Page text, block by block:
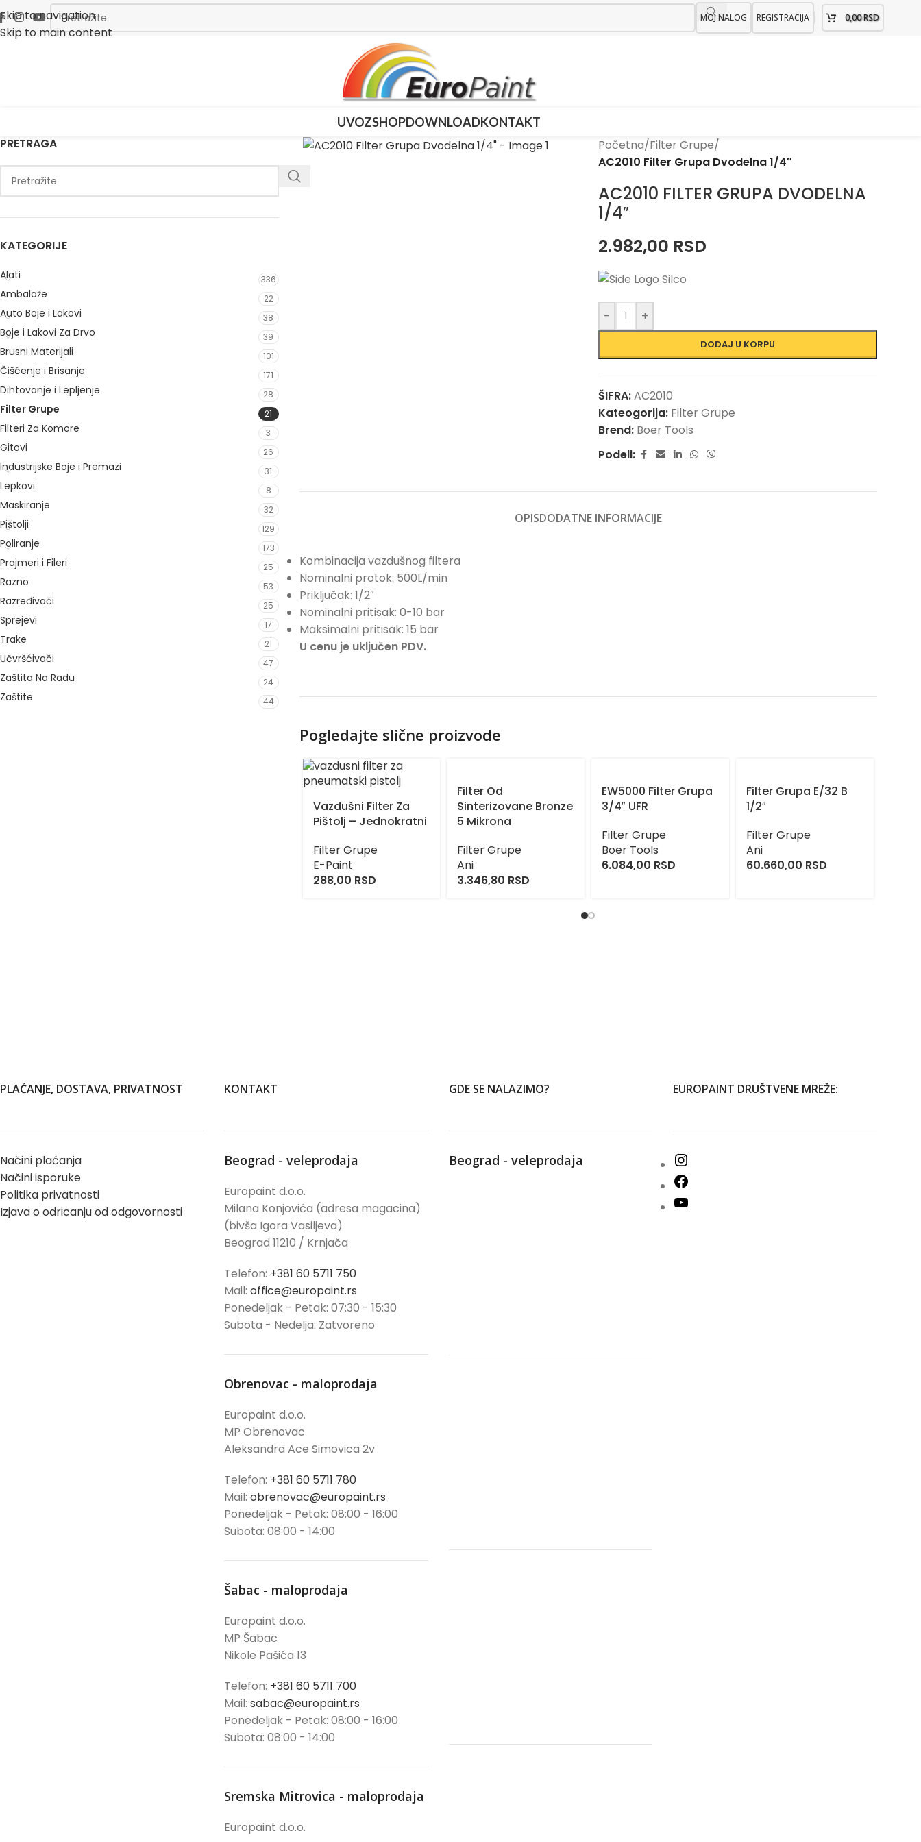
Skip to navigation
Skip to main content
MOJ NALOG REGISTRACIJA 0,00RSD
UVOZSHOPDOWNLOADKONTAKT
PRETRAGA
KATEGORIJE
Alati 336
Ambalaže 22
Auto Boje i Lakovi 38
Boje i Lakovi Za Drvo 39
Brusni Materijali 101
Čišćenje i Brisanje 171
Dihtovanje i Lepljenje 28
Filter Grupe 21
Filteri Za Komore 3
Gitovi 26
Industrijske Boje i Premazi 31
Lepkovi 8
Maskiranje 32
Pištolji 129
Poliranje 173
Prajmeri i Fileri 25
Razno 53
Razređivači 25
Sprejevi 17
Trake 21
Učvršćivači 47
Zaštita Na Radu 24
Zaštite 44
Početna/Filter Grupe/
AC2010 Filter Grupa Dvodelna 1/4″
AC2010 FILTER GRUPA DVODELNA
1/4″
2.982,00 RSD
- +
DODAJ U KORPU
ŠIFRA:AC2010
Kateogorija: Filter Grupe
Brend: Boer Tools
Podeli:
OPISDODATNE INFORMACIJE
Kombinacija vazdušnog filtera
Nominalni protok: 500L/min
Priključak: 1/2″
Nominalni pritisak: 0-10 bar
Maksimalni pritisak: 15 bar
U cenu je uključen PDV.
Pogledajte slične proizvode
Vazdušni Filter Za
Pištolj – Jednokratni
Filter Grupe
E-Paint
288,00 RSD
Filter Od
Sinterizovane Bronze
5 Mikrona
Filter Grupe
Ani
3.346,80 RSD
EW5000 Filter Grupa
3/4″ UFR
Filter Grupe
Boer Tools
6.084,00 RSD
Filter Grupa E/32 B
1/2″
Filter Grupe
Ani
60.660,00 RSD
PLAĆANJE, DOSTAVA, PRIVATNOST
Načini plaćanja
Načini isporuke
Politika privatnosti
Izjava o odricanju od odgovornosti
KONTAKT
Beograd - veleprodaja
Europaint d.o.o.
Milana Konjovića (adresa magacina)
(bivša Igora Vasiljeva)
Beograd 11210 / Krnjača
Telefon: +381 60 5711 750
Mail:office@europaint.rs
Ponedeljak - Petak: 07:30 - 15:30
Subota - Nedelja: Zatvoreno
Obrenovac - maloprodaja
Europaint d.o.o.
MP Obrenovac
Aleksandra Ace Simovica 2v
Telefon: +381 60 5711 780
Mail:obrenovac@europaint.rs
Ponedeljak - Petak: 08:00 - 16:00
Subota: 08:00 - 14:00
Šabac - maloprodaja
Europaint d.o.o.
MP Šabac
Nikole Pašića 13
Telefon: +381 60 5711 700
Mail:sabac@europaint.rs
Ponedeljak - Petak: 08:00 - 16:00
Subota: 08:00 - 14:00
Sremska Mitrovica - maloprodaja
Europaint d.o.o.
GDE SE NALAZIMO?
Beograd - veleprodaja
EUROPAINT DRUŠTVENE MREŽE: